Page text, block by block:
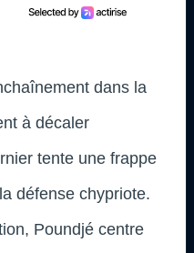
dans la
à décaler
tente une frappe
défense chypriote.
Poundjé centre